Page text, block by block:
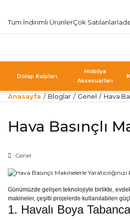
Tüm İndirimli ÜrünlerÇok Satılanlar
Dolap Kulpları
Mobilya
Aksesuarları
Anasayfa Bloglar Genel Hava
Hava Basınçlı
Genel
Günümüzde gelişen teknolojiyle birlikte,
makineler, çeşitli projelerde kullanılabilen
1. Havalı Boya